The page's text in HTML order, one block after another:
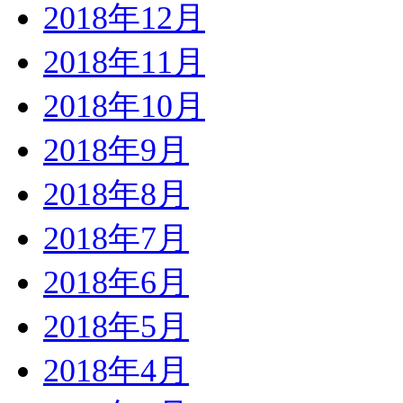
2018年12月
2018年11月
2018年10月
2018年9月
2018年8月
2018年7月
2018年6月
2018年5月
2018年4月